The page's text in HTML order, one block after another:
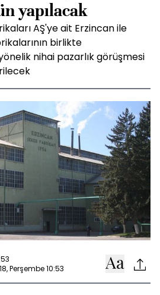
yapılacak
AŞ'ye ait Erzincan ile
birlikte
nihai pazarlık görüşmesi
Perşembe 10:53